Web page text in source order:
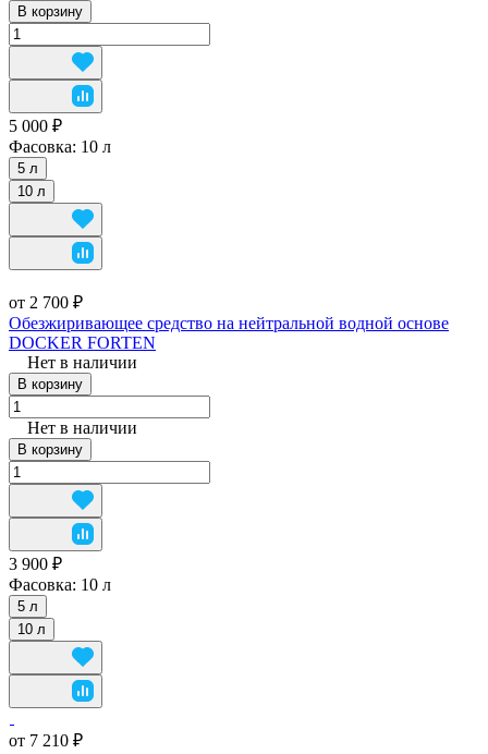
В корзину
5 000 ₽
Фасовка: 10 л
5 л
10 л
от 2 700 ₽
Обезжиривающее средство на нейтральной водной основе
DOCKER FORTEN
Нет в наличии
В корзину
Нет в наличии
В корзину
3 900 ₽
Фасовка: 10 л
5 л
10 л
от 7 210 ₽